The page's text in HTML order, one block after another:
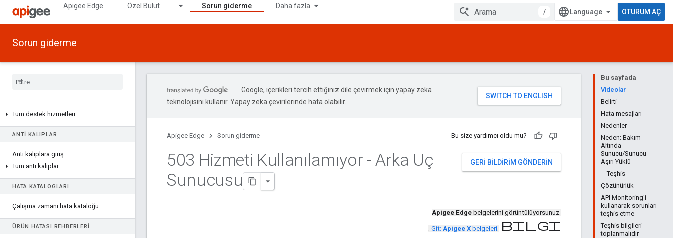
Apigee Edge Özel Bulut Sorun giderme Daha fazla
/ OTURUM AÇ
Sorun giderme
Tüm destek hizmetleri
ANTI KALIPLAR
Anti kalıplara giriş
Tüm anti kalıplar
HATA KATALOGLARI
Çalışma zamanı hata kataloğu
ÜRÜN HATASI REHBERLERI
Bu sayfada
Videolar
Belirti
Hata mesajları
Nedenler
Neden: Bakım
Altında
Sunucu/Sunucu
Aşırı Yüklü
Teşhis
Çözünürlük
API Monitoring'i
kullanarak sorunları
teşhis etme
Teşhis bilgileri
toplanmalıdır
Google, içerikleri tercih ettiğiniz dile çevirmek için yapay zeka
teknolojisini kullanır. Yapay zeka çevirilerinde hata olabilir.
Apigee Edge Sorun giderme Bu size yardımcı oldu mu?
GERI BILDIRIM GÖNDERIN
503 Hizmeti Kullanılamıyor - Arka Uç
Sunucusu
Apigee Edge belgelerini görüntülüyorsunuz.
. Git: Apigee X belgeleri. bilgi